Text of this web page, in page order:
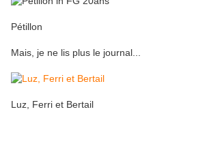
Pétillon
Mais, je ne lis plus le journal...
Luz, Ferri et Bertail